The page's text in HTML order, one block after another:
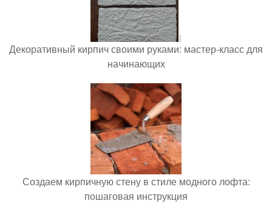
Декоративный кирпич своими руками: мастер-класс для
начинающих
Создаем кирпичную стену в стиле модного лофта:
пошаговая инструкция